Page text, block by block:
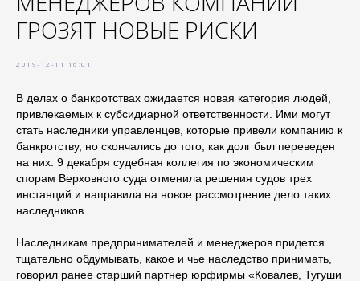
ГРОЗЯТ НОВЫЕ РИСКИ
2019-12-11 16:01
В делах о банкротствах ожидается новая категория людей,
привлекаемых к субсидиарной ответственности. Ими могут
стать наследники управленцев, которые привели компанию к
банкротству, но скончались до того, как долг был переведен
на них. 9 декабря судебная коллегия по экономическим
спорам Верховного суда отменила решения судов трех
инстанций и направила на новое рассмотрение дело таких
наследников.
Наследникам предпринимателей и менеджеров придется
тщательно обдумывать, какое и чье наследство принимать,
говорил ранее старший партнер юрфирмы «Ковалев, Тугуши